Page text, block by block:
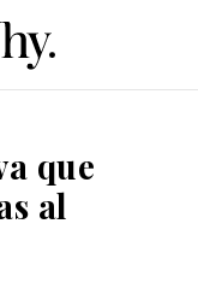
que
al